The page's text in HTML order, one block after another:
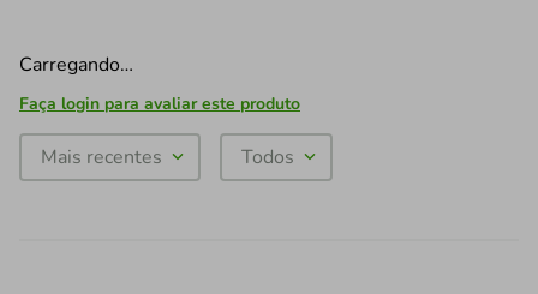
Carregando…
Faça login para avaliar este produto
Mais recentes Todos